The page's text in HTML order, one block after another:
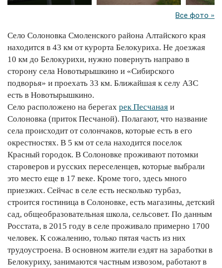
Все фото »
Село Солоновка Смоленского района Алтайского края
находится в 43 км откурорта Белокуриха. Не доезжая
10 км до Белокурихи, нужно повернуть направо в
сторону села Новотырышкино и «Сибирского
подворья» и проехать 33 км. Ближайшая к селу АЗС
есть в Новотырышкино.
Село расположено на берегах рек Песчаная и
Солоновка (приток Песчаной). Полагают, что название
села происходит от солончаков, которые есть в его
окрестностях. В 5 км от села находится поселок
Красный городок. В Солоновке проживают потомки
староверов и русских переселенцев, которые выбрали
это место еще в 17 веке. Кроме того, здесь много
приезжих. Сейчас в селе есть несколько турбаз,
строится гостиница в Солоновке, есть магазины, детский
сад, общеобразовательная школа, сельсовет. По данным
Росстата, в 2015 году в селе проживало примерно 1700
человек. К сожалению, только пятая часть из них
трудоустроена. В основном жители ездят на заработки в
Белокуриху, занимаются частным извозом, работают в